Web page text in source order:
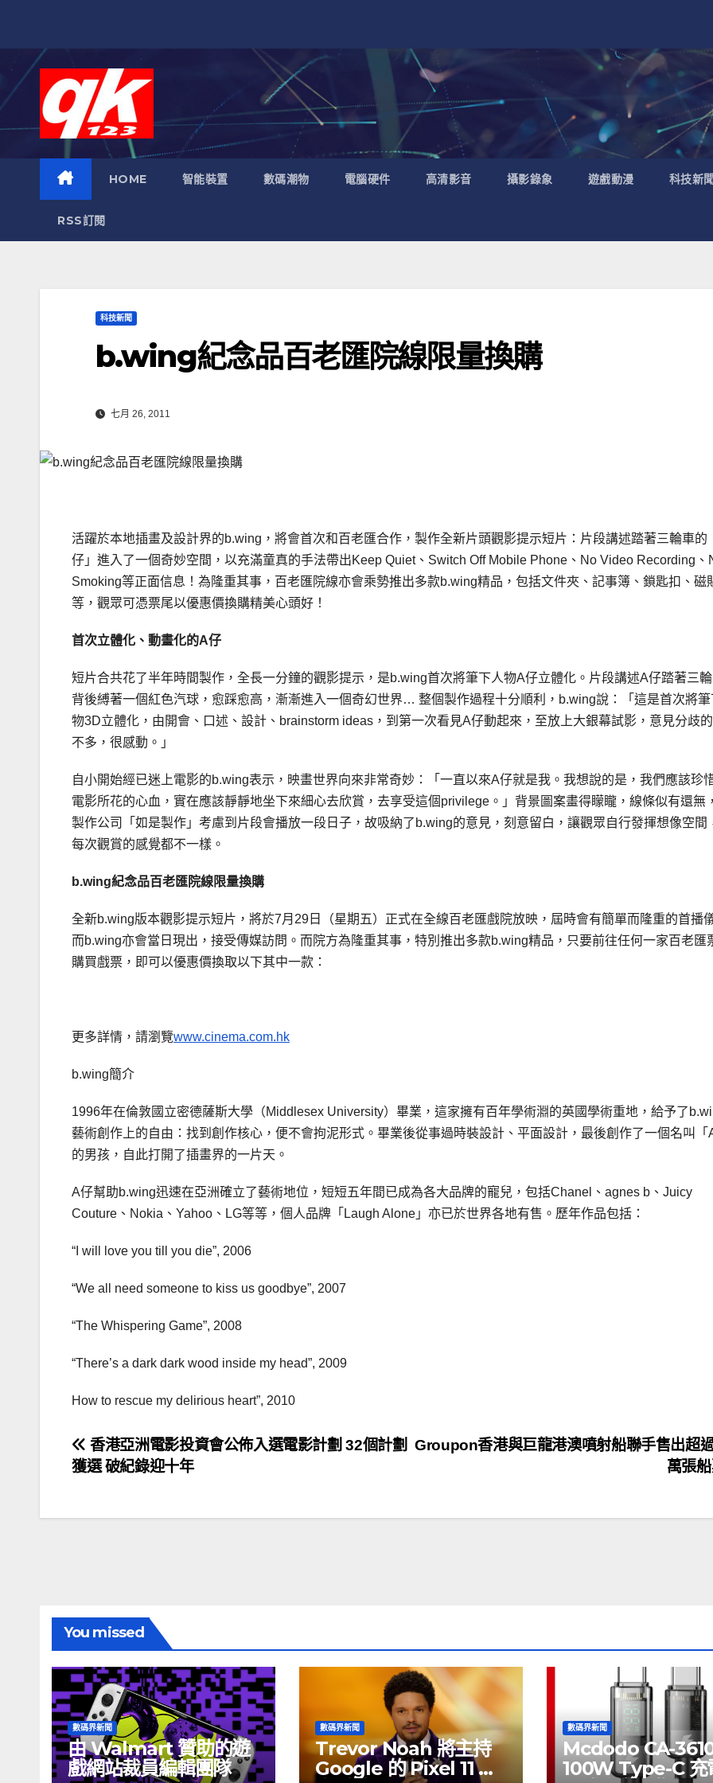
HOME 智能裝置 數碼潮物 電腦硬件 高清影音 攝影錄象 遊戲動漫 科技新聞
RSS訂閱
科技新聞
b.wing紀念品百老匯院線限量換購
七月 26, 2011
活躍於本地插畫及設計界的b.wing，將會首次和百老匯合作，製作全新片頭觀影提示短片：片段講述踏著三輪車的
仔」進入了一個奇妙空間，以充滿童真的手法帶出Keep Quiet、Switch Off Mobile Phone、No Video Recording、
Smoking等正面信息！為隆重其事，百老匯院線亦會乘勢推出多款b.wing精品，包括文件夾、記事簿、鎖匙扣、磁
等，觀眾可憑票尾以優惠價換購精美心頭好！
首次立體化、動畫化的A仔
短片合共花了半年時間製作，全長一分鐘的觀影提示，是b.wing首次將筆下人物A仔立體化。片段講述A仔踏著三輪
背後縛著一個紅色汽球，愈踩愈高，漸漸進入一個奇幻世界… 整個製作過程十分順利，b.wing說：「這是首次將筆
物3D立體化，由開會、口述、設計、brainstorm ideas，到第一次看見A仔動起來，至放上大銀幕試影，意見分歧
不多，很感動。」
自小開始經已迷上電影的b.wing表示，映畫世界向來非常奇妙：「一直以來A仔就是我。我想說的是，我們應該珍
電影所花的心血，實在應該靜靜地坐下來細心去欣賞，去享受這個privilege。」背景圖案畫得矇矓，線條似有還無
製作公司「如是製作」考慮到片段會播放一段日子，故吸納了b.wing的意見，刻意留白，讓觀眾自行發揮想像空間
每次觀賞的感覺都不一樣。
b.wing紀念品百老匯院線限量換購
全新b.wing版本觀影提示短片，將於7月29日（星期五）正式在全線百老匯戲院放映，屆時會有簡單而隆重的首播
而b.wing亦會當日現出，接受傳媒訪問。而院方為隆重其事，特別推出多款b.wing精品，只要前往任何一家百老匯
購買戲票，即可以優惠價換取以下其中一款：
更多詳情，請瀏覽www.cinema.com.hk
b.wing簡介
1996年在倫敦國立密德薩斯大學（Middlesex University）畢業，這家擁有百年學術淵的英國學術重地，給予了
藝術創作上的自由：找到創作核心，便不會拘泥形式。畢業後從事過時裝設計、平面設計，最後創作了一個名叫「
的男孩，自此打開了插畫界的一片天。
A仔幫助b.wing迅速在亞洲確立了藝術地位，短短五年間已成為各大品牌的寵兒，包括Chanel、agnes b、Juicy
Couture、Nokia、Yahoo、LG等等，個人品牌「Laugh Alone」亦已於世界各地有售。歷年作品包括：
“I will love you till you die”, 2006
“We all need someone to kiss us goodbye”, 2007
“The Whispering Game”, 2008
“There’s a dark dark wood inside my head”, 2009
How to rescue my delirious heart”, 2010
文
章
導
Groupon香港與巨龍港澳噴射船聯手售出超
萬張
香港亞洲電影投資會公佈入選電影計劃 32個計劃
獲選 破紀錄迎十年
You missed
數碼界新聞
由 Walmart 贊助的遊
戲網站裁員編輯團隊
數碼界新聞
Trevor Noah 將主持
Google 的 Pixel 11 推
數碼界新聞
Mcdodo CA-
100W Type-C 充